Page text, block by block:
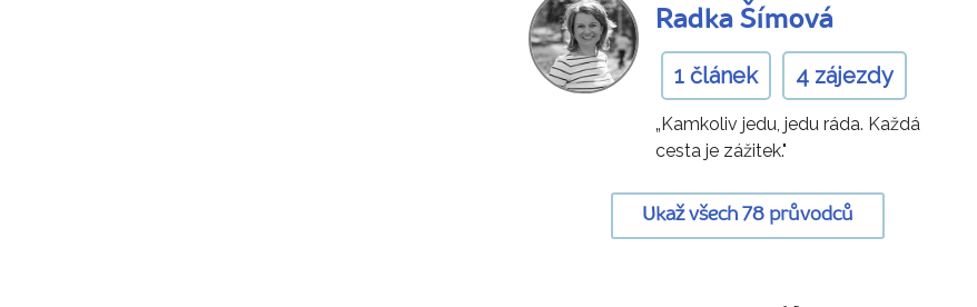
Radka Šímová
1 článek 4 zájezdy
„Kamkoliv jedu, jedu ráda. Každá
cesta je zážitek."
Ukaž všech 78 průvodců